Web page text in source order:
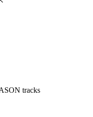
tracks